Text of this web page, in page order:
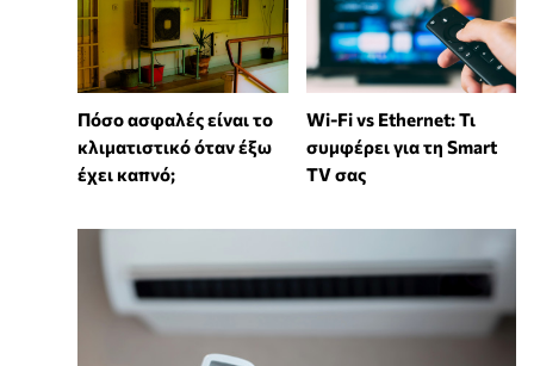
Πόσο ασφαλές είναι το
κλιματιστικό όταν έξω
έχει καπνό;
Wi-Fi vs Ethernet: Τι
συμφέρει για τη Smart
TV σας